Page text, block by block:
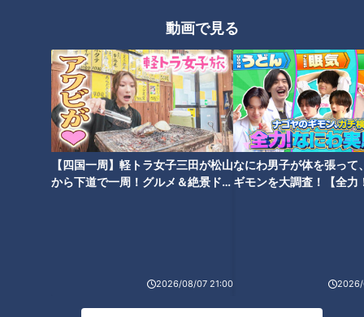
動画で見る
【四国一周】軽トラ女子三田が松山
から下道で一周！グルメ＆絶景ドラ
2026/08/07 21:00
なにわ男子が体を張って
ギモンを大調査！【全力
2026/
チャント！ 棚橋弘至